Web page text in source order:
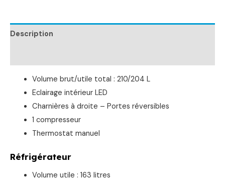
Description
Volume brut/utile total : 210/204 L
Eclairage intérieur LED
Charnières à droite – Portes réversibles
1 compresseur
Thermostat manuel
Réfrigérateur
Volume utile : 163 litres